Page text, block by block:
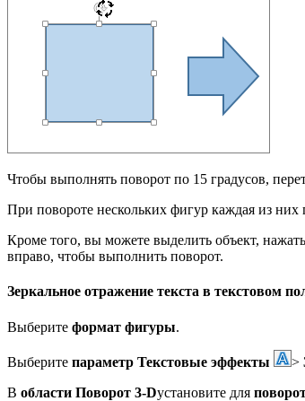
Чтобы выполнять поворот по 15 градусов,
При повороте нескольких фигур каждая из них
Кроме того, вы можете выделить объект,
вправо, чтобы выполнить поворот.
Зеркальное отражение текста в текстовом
Выберите формат фигуры.
Выберите параметр Текстовые эффекты >
В области Поворот 3-Dустановите для